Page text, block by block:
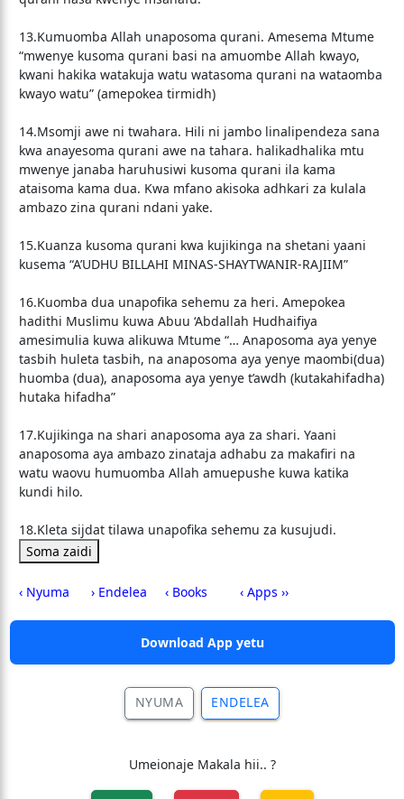
13.Kumuomba Allah unaposoma qurani. Amesema Mtume
“mwenye kusoma qurani basi na amuombe Allah kwayo,
kwani hakika watakuja watu watasoma qurani na wataomba
kwayo watu” (amepokea tirmidh)
14.Msomji awe ni twahara. Hili ni jambo linalipendeza sana
kwa anayesoma qurani awe na tahara. halikadhalika mtu
mwenye janaba haruhusiwi kusoma qurani ila kama
ataisoma kama dua. Kwa mfano akisoka adhkari za kulala
ambazo zina qurani ndani yake.
15.Kuanza kusoma qurani kwa kujikinga na shetani yaani
kusema “A’UDHU BILLAHI MINAS-SHAYTWANIR-RAJIIM”
16.Kuomba dua unapofika sehemu za heri. Amepokea
hadithi Muslimu kuwa Abuu ‘Abdallah Hudhaifiya
amesimulia kuwa alikuwa Mtume “… Anaposoma aya yenye
tasbih huleta tasbih, na anaposoma aya yenye maombi(dua)
huomba (dua), anaposoma aya yenye t’awdh (kutakahifadha)
hutaka hifadha”
17.Kujikinga na shari anaposoma aya za shari. Yaani
anaposoma aya ambazo zinataja adhabu za makafiri na
watu waovu humuomba Allah amuepushe kuwa katika
kundi hilo.
18.Kleta sijdat tilawa unapofika sehemu za kusujudi.
Soma zaidi
‹ Nyuma › Endelea ‹ Books ‹ Apps ››
Download App yetu
NYUMA ENDELEA
Umeionaje Makala hii.. ?